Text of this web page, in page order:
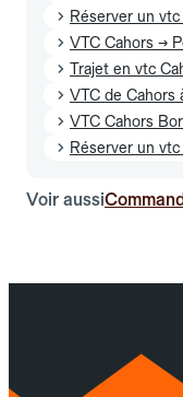
Réserver un
VTC Cahors →
Trajet en vtc
VTC de Cahors
VTC Cahors
Réserver un
Voir aussi